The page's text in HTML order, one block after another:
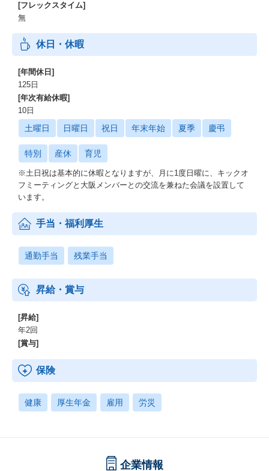
[フレックスタイム]
無
休日・休暇
[年間休日]
125日
[年次有給休暇]
10日
土曜日 日曜日 祝日 年末年始 夏季 慶弔
特別 産休 育児
※土日祝は基本的に休暇となりますが、月に1度日曜に、キックオ
フミーティングと大阪メンバーとの交流を兼ねた会議を設置して
います。
手当・福利厚生
通勤手当 残業手当
昇給・賞与
[昇給]
年2回
[賞与]
保険
健康 厚生年金 雇用 労災
企業情報